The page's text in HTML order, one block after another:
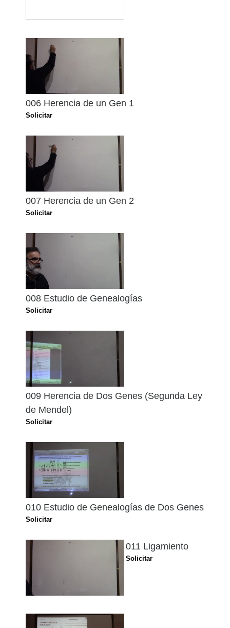
006 Herencia de un Gen 1
Solicitar
007 Herencia de un Gen 2
Solicitar
008 Estudio de Genealogías
Solicitar
009 Herencia de Dos Genes (Segunda Ley
de Mendel)
Solicitar
010 Estudio de Genealogías de Dos Genes
Solicitar
011 Ligamiento
Solicitar